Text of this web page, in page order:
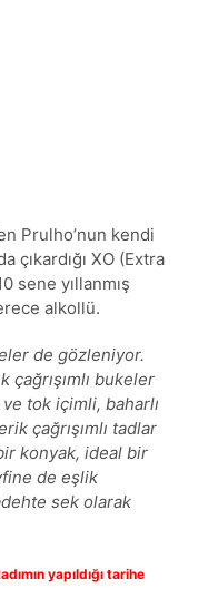
Prulho’nun kendi
çıkardığı XO (Extra
sene yıllanmış
alkollü.
de gözleniyor.
çağrışımlı bukeler
tok içimli, baharlı
çağrışımlı tadlar
konyak, ideal bir
de eşlik
sek olarak
yapıldığı tarihe